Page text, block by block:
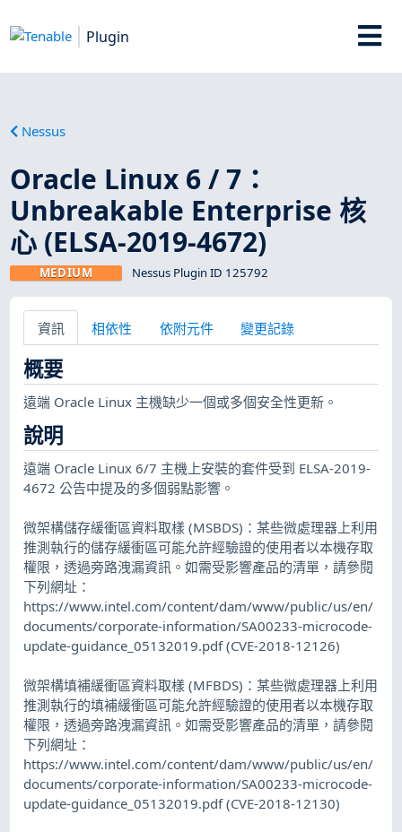
Plugin
Nessus
Oracle Linux 6 / 7：
Unbreakable Enterprise 核
心 (ELSA-2019-4672)
MEDIUM Nessus Plugin ID 125792
資訊 相依性 依附元件 變更記錄
概要
遠端 Oracle Linux 主機缺少一個或多個安全性更新。
說明
遠端 Oracle Linux 6/7 主機上安裝的套件受到 ELSA-2019-
4672 公告中提及的多個弱點影響。
微架構儲存緩衝區資料取樣 (MSBDS)：某些微處理器上利用
推測執行的儲存緩衝區可能允許經驗證的使用者以本機存取
權限，透過旁路洩漏資訊。如需受影響產品的清單，請參閱
下列網址：
https://www.intel.com/content/dam/www/public/us/en/
documents/corporate-information/SA00233-microcode-
update-guidance_05132019.pdf (CVE-2018-12126)
微架構填補緩衝區資料取樣 (MFBDS)：某些微處理器上利用
推測執行的填補緩衝區可能允許經驗證的使用者以本機存取
權限，透過旁路洩漏資訊。如需受影響產品的清單，請參閱
下列網址：
https://www.intel.com/content/dam/www/public/us/en/
documents/corporate-information/SA00233-microcode-
update-guidance_05132019.pdf (CVE-2018-12130)